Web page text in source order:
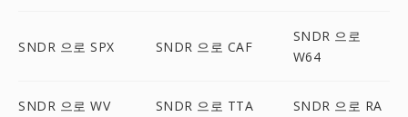
SNDR 으로 SPX SNDR 으로 CAF
SNDR 으로
W64
SNDR 으로 WV SNDR 으로 TTA SNDR 으로 RA